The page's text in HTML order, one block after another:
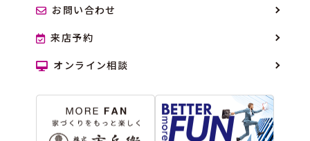
お問い合わせ
来店予約
オンライン相談